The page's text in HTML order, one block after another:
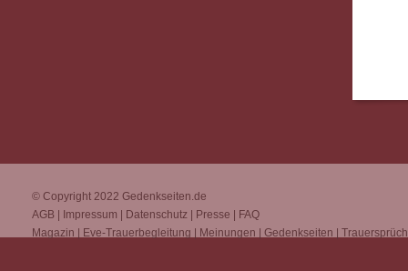
© Copyright 2022 Gedenkseiten.de
AGB
Impressum Datenschutz Presse
FAQ
Magazin
Eve-Trauerbegleitung Meinungen Gedenkseiten